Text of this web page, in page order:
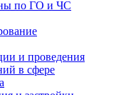
по ГО и ЧС
и проведения
в сфере